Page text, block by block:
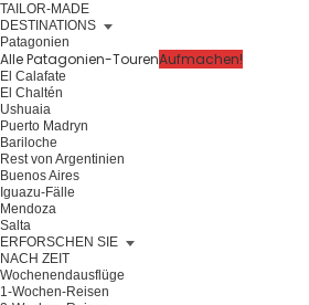
TAILOR-MADE
DESTINATIONS
Patagonien
Alle Patagonien-TourenAufmachen!
El Calafate
El Chaltén
Ushuaia
Puerto Madryn
Bariloche
Rest von Argentinien
Buenos Aires
Iguazu-Fälle
Mendoza
Salta
ERFORSCHEN SIE
NACH ZEIT
Wochenendausflüge
1-Wochen-Reisen